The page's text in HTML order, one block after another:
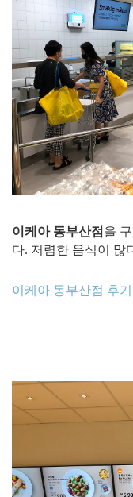
이케아 동부산점 을
다. 저렴한 음식이 많
이케아 동부산점 후